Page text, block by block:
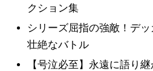
クション集
シリーズ屈指の強敵！デ
壮絶なバトル
【号泣必至】永遠に語り